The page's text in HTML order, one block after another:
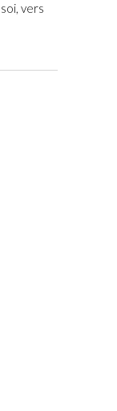
vers